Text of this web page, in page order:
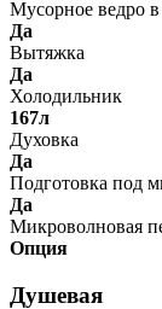
Мусорное ведро
Да
Вытяжка
Да
Холодильник
167л
Духовка
Да
Подготовка под
Да
Микроволновая
Опция
Душевая